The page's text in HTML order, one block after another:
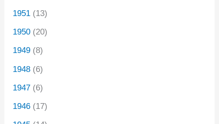
1951 (13)
1950 (20)
1949 (8)
1948 (6)
1947 (6)
1946 (17)